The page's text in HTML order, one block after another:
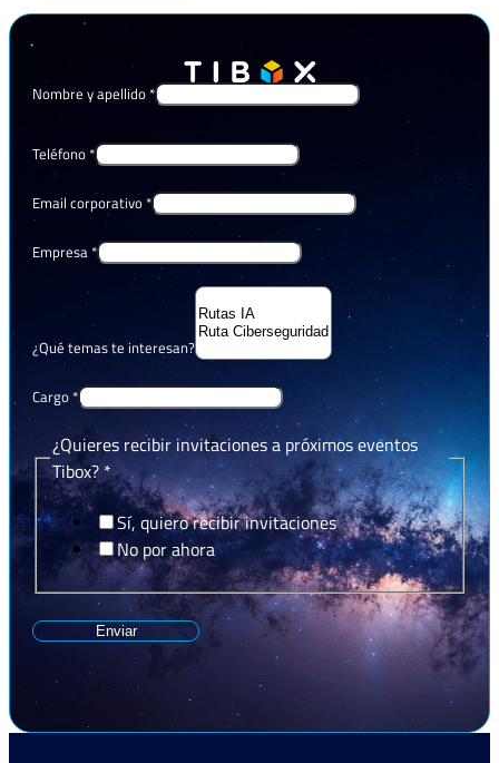
Nombre y apellido *
Teléfono *
Email corporativo *
Empresa *
¿Qué temas te interesan?
Cargo *
¿Quieres recibir invitaciones a próximos eventos
Tibox?*
Sí, quiero recibir invitaciones
No por ahora
Enviar